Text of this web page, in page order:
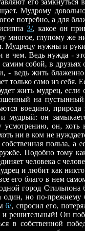
его
Мудрому
потребно, а для
3/, какое он
многое, глупому же
Мудрецу нужны и
чем. Ведь нужда -
самим собой, в
- ведь жить
только само из себя.
жить мудрец, если
на
воедино,
мудрый: он
усмотрению, он,
ни в ком не
польза, а
Подобно тому
человека с
и любит как
его благо в нем
город Стильпона
один, но по-
6/, спросил его,
решительный! Он
в собственной